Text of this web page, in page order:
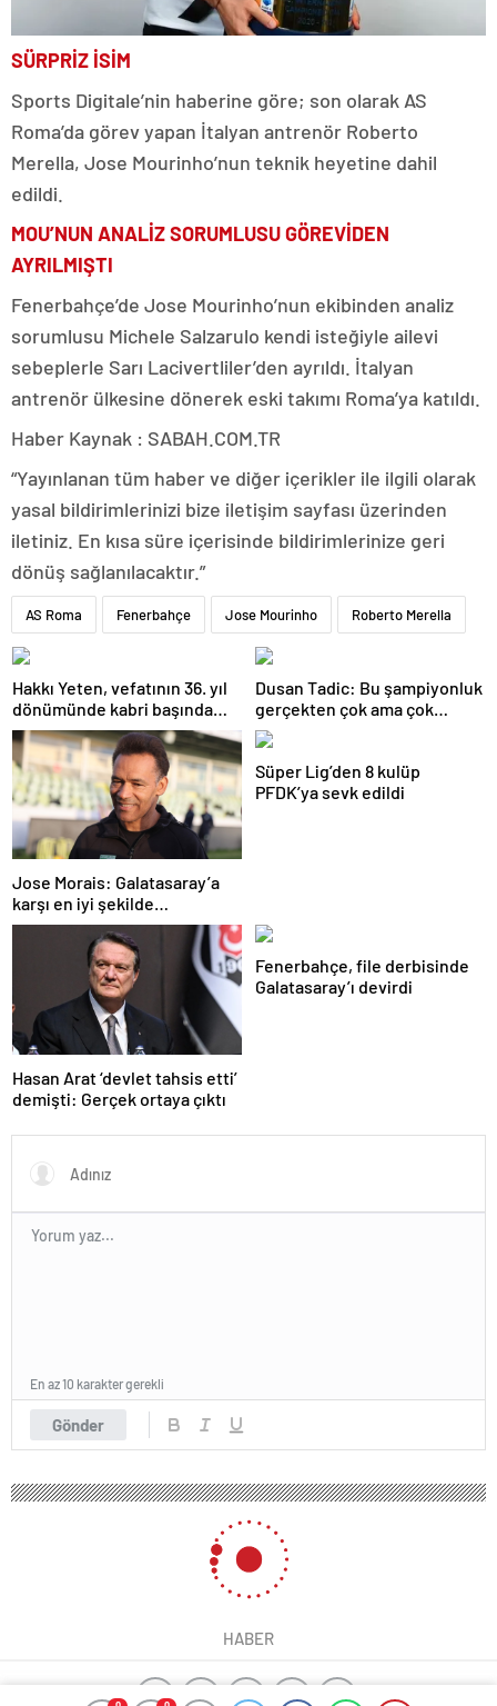
SÜRPRİZ İSİM
Sports Digitale’nin haberine göre; son olarak AS
Roma’da görev yapan İtalyan antrenör Roberto
Merella, Jose Mourinho’nun teknik heyetine dahil
edildi.
MOU’NUN ANALİZ SORUMLUSU GÖREVİDEN
AYRILMIŞTI
Fenerbahçe’de Jose Mourinho’nun ekibinden analiz
sorumlusu Michele Salzarulo kendi isteğiyle ailevi
sebeplerle Sarı Lacivertliler’den ayrıldı. İtalyan
antrenör ülkesine dönerek eski takımı Roma’ya katıldı.
Haber Kaynak : SABAH.COM.TR
“Yayınlanan tüm haber ve diğer içerikler ile ilgili olarak
yasal bildirimlerinizi bize iletişim sayfası üzerinden
iletiniz. En kısa süre içerisinde bildirimlerinize geri
dönüş sağlanılacaktır.”
AS Roma Fenerbahçe Jose Mourinho Roberto Merella
Hakkı Yeten, vefatının 36. yıl
dönümünde kabri başında
anıldı
Dusan Tadic: Bu şampiyonluk
gerçekten çok ama çok
önemli
Jose Morais: Galatasaray’a
karşı en iyi şekilde
hazırlanmamız lazım
Süper Lig’den 8 kulüp
PFDK’ya sevk edildi
Hasan Arat ‘devlet tahsis etti’
demişti: Gerçek ortaya çıktı
Fenerbahçe, file derbisinde
Galatasaray’ı devirdi
Gönder
En az 10 karakter gerekli
HABER